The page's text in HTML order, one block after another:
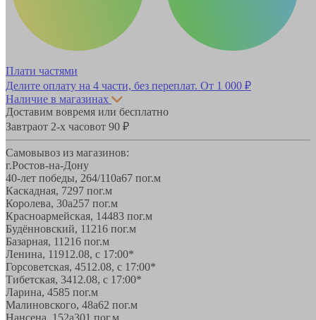
Плати частями
Делите оплату на 4 части, без переплат. От 1 000 ₽
Наличие в магазинах
Доставим вовремя или бесплатно
Завтраот 2-х часовот 90 ₽
Самовывоз из магазинов:
г.Ростов-на-Дону
40-лет победы, 264/110а67 пог.м
Каскадная, 7297 пог.м
Королева, 30а257 пог.м
Красноармейская, 14483 пог.м
Будённовский, 11 216 пог.м
Базарная, 11 216 пог.м
Ленина, 11912.08, с 17:00*
Горсоветская, 4512.08, с 17:00*
Тибетская, 3412.08, с 17:00*
Ларина, 4585 пог.м
Малиновского, 48а62 пог.м
Нансена, 152а301 пог.м